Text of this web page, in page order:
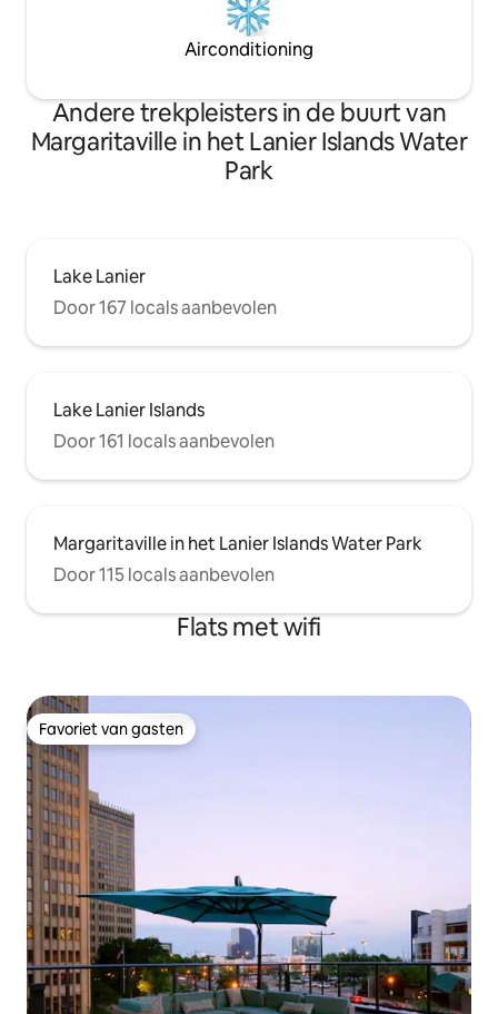
Airconditioning
Andere trekpleisters in de buurt van
Margaritaville in het Lanier Islands Water
Park
Lake Lanier
Door 167 locals aanbevolen
Lake Lanier Islands
Door 161 locals aanbevolen
Margaritaville in het Lanier Islands Water Park
Door 115 locals aanbevolen
Flats met wifi
Favoriet van gasten
Favoriet van gasten